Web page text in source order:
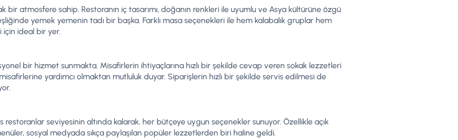
bir atmosfere sahip. Restoranın iç tasarımı, doğanın renkleri ile uyumlu ve Asya kültürüne özgü
yemek yemenin tadı bir başka. Farklı masa seçenekleri ile hem kalabalık gruplar hem
ideal bir yer.
bir hizmet sunmakta. Misafirlerin ihtiyaçlarına hızlı bir şekilde cevap veren sokak lezzetleri
yardımcı olmaktan mutluluk duyar. Siparişlerin hızlı bir şekilde servis edilmesi de
restoranlar seviyesinin altında kalarak, her bütçeye uygun seçenekler sunuyor. Özellikle açık
sosyal medyada sıkça paylaşılan popüler lezzetlerden biri haline geldi.